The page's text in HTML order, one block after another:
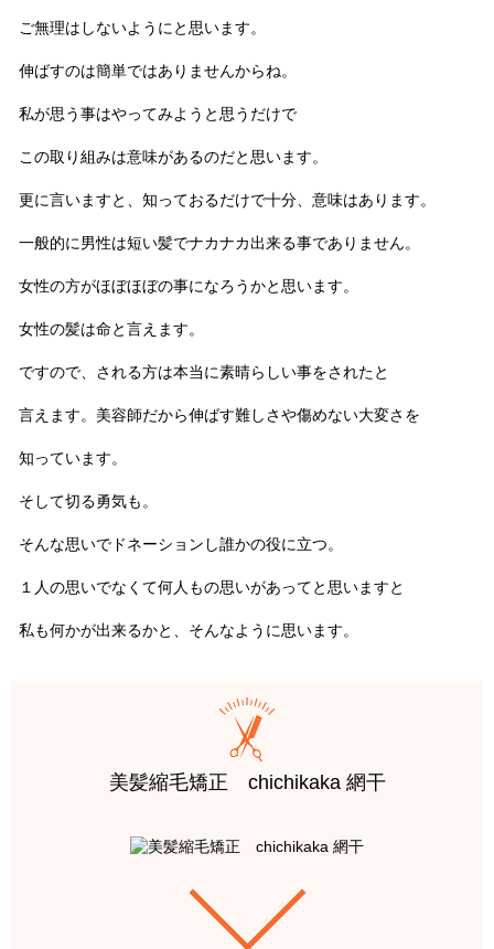
ご無理はしないようにと思います。
伸ばすのは簡単ではありませんからね。
私が思う事はやってみようと思うだけで
この取り組みは意味があるのだと思います。
更に言いますと、知っておるだけで十分、意味はあります。
一般的に男性は短い髪でナカナカ出来る事でありません。
女性の方がほぼほぼの事になろうかと思います。
女性の髪は命と言えます。
ですので、される方は本当に素晴らしい事をされたと
言えます。美容師だから伸ばす難しさや傷めない大変さを
知っています。
そして切る勇気も。
そんな思いでドネーションし誰かの役に立つ。
１人の思いでなくて何人もの思いがあってと思いますと
私も何かが出来るかと、そんなように思います。
美髪縮毛矯正 chichikaka 網干